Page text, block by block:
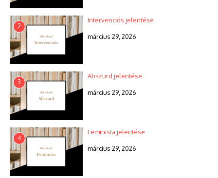
2
Intervenciós jelentése
március 29, 2026
3
Abszurd jelentése
március 29, 2026
4
Feminista jelentése
március 29, 2026